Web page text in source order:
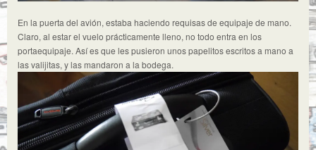
En la puerta del avión, estaba haciendo requisas de equipaje de mano.
Claro, al estar el vuelo prácticamente lleno, no todo entra en los
portaequipaje. Así es que les pusieron unos papelitos escritos a mano a
las valijitas, y las mandaron a la bodega.